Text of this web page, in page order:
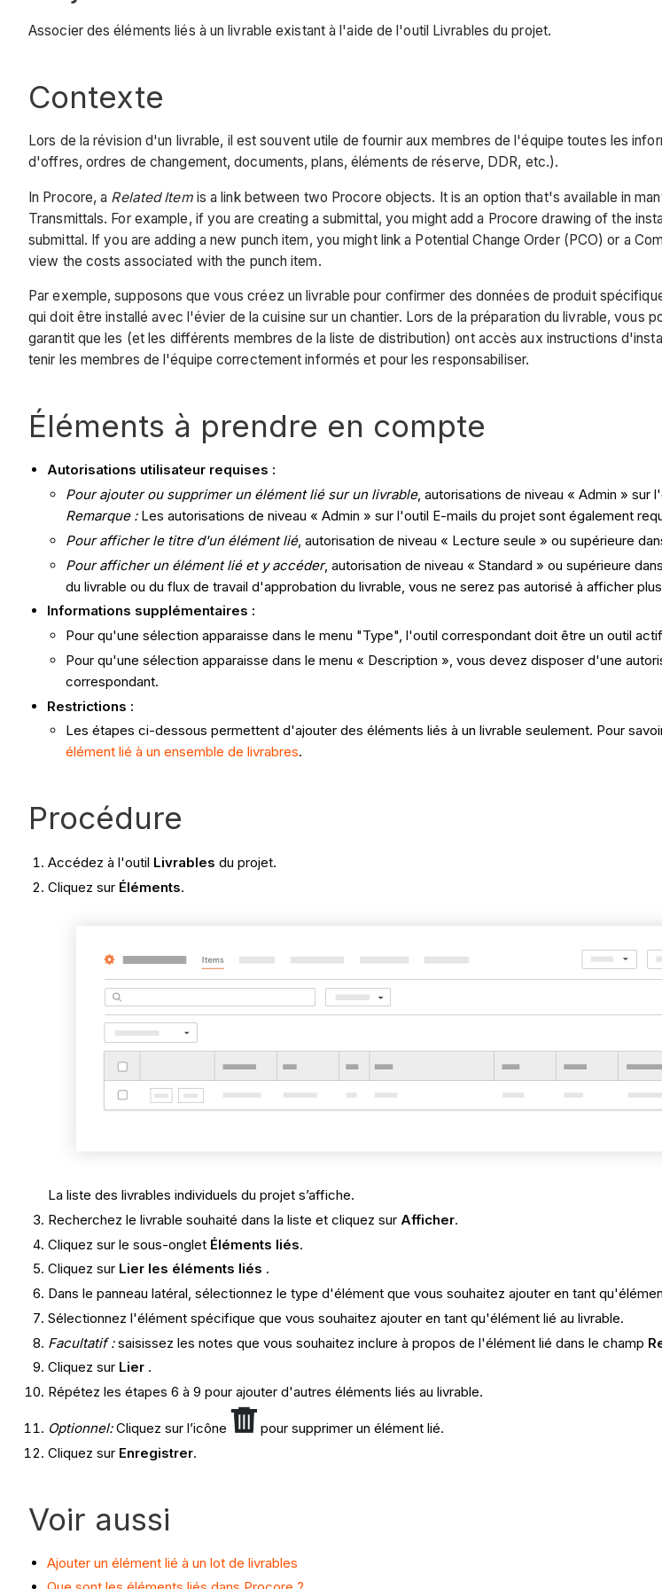
Associer des éléments liés à un livrable existant à l'aide de l'outil Livrables du projet.
Contexte
Lors de la révision d'un livrable, il est souvent utile de fournir aux membres de l'équipe toutes les
d'offres, ordres de changement, documents, plans, éléments de réserve, DDR, etc.).
In Procore, a Related Itemis a link between two Procore objects. It is an option that's available in
Transmittals. For example, if you are creating a submittal, you might add a Procore drawing of the
submittal. If you are adding a new punch item, you might link a Potential Change Order (PCO) or a
view the costs associated with the punch item.
Par exemple, supposons que vous créez un livrable pour confirmer des données de produit
qui doit être installé avec l'évier de la cuisine sur un chantier. Lors de la préparation du livrable, vous
garantit que les (et les différents membres de la liste de distribution) ont accès aux instructions
tenir les membres de l'équipe correctement informés et pour les responsabiliser.
Éléments à prendre en compte
Autorisations utilisateur requises :
Pour ajouter ou supprimer un élément lié sur un livrable, autorisations de niveau « Admin » sur
Remarque :Les autorisations de niveau « Admin » sur l'outil E-mails du projet sont également
Pour afficher le titre d'un élément lié, autorisation de niveau « Lecture seule » ou supérieure
Pour afficher un élément lié et y accéder, autorisation de niveau « Standard » ou supérieure
du livrable ou du flux de travail d'approbation du livrable, vous ne serez pas autorisé à afficher
Informations supplémentaires :
Pour qu'une sélection apparaisse dans le menu "Type", l'outil correspondant doit être un outil
Pour qu'une sélection apparaisse dans le menu « Description », vous devez disposer d'une
correspondant.
Restrictions :
Les étapes ci-dessous permettent d'ajouter des éléments liés à un livrable seulement. Pour
élément lié à un ensemble de livrabres.
Procédure
Accédez à l'outil Livrables du projet.
Cliquez sur Éléments.
La liste des livrables individuels du projet s’affiche.
Recherchez le livrable souhaité dans la liste et cliquez sur Afficher.
Cliquez sur le sous-onglet Éléments liés.
Cliquez sur Lier les éléments liés .
Dans le panneau latéral, sélectionnez le type d'élément que vous souhaitez ajouter en tant
Sélectionnez l'élément spécifique que vous souhaitez ajouter en tant qu'élément lié au livrable.
Facultatif :saisissez les notes que vous souhaitez inclure à propos de l'élément lié dans le champ
Cliquez sur Lier .
Répétez les étapes 6 à 9 pour ajouter d'autres éléments liés au livrable.
Optionnel:Cliquez sur l’icône
pour supprimer un élément lié.
Cliquez sur Enregistrer.
Voir aussi
Ajouter un élément lié à un lot de livrables